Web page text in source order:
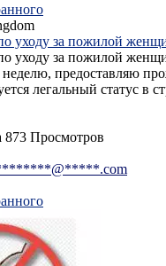
уходу за пожилой
уходу за пожилой
предоставляю
легальный статус в
873 Просмотров